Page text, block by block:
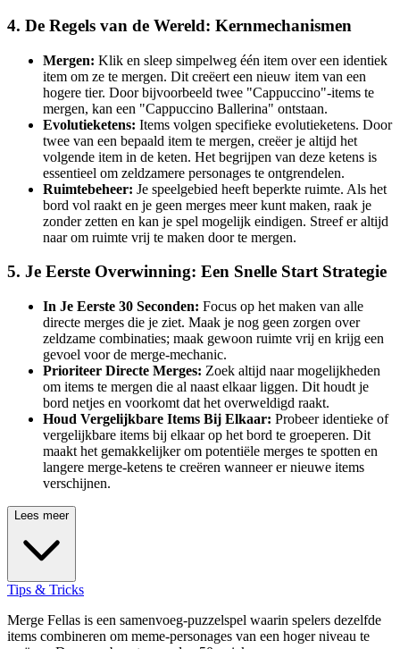
4. De Regels van de Wereld: Kernmechanismen
Mergen: Klik en sleep simpelweg één item over een identiek
item om ze te mergen. Dit creëert een nieuw item van een
hogere tier. Door bijvoorbeeld twee "Cappuccino"-items te
mergen, kan een "Cappuccino Ballerina" ontstaan.
Evolutieketens: Items volgen specifieke evolutieketens. Door
twee van een bepaald item te mergen, creëer je altijd het
volgende item in de keten. Het begrijpen van deze ketens is
essentieel om zeldzamere personages te ontgrendelen.
Ruimtebeheer: Je speelgebied heeft beperkte ruimte. Als het
bord vol raakt en je geen merges meer kunt maken, raak je
zonder zetten en kan je spel mogelijk eindigen. Streef er altijd
naar om ruimte vrij te maken door te mergen.
5. Je Eerste Overwinning: Een Snelle Start Strategie
In Je Eerste 30 Seconden: Focus op het maken van alle
directe merges die je ziet. Maak je nog geen zorgen over
zeldzame combinaties; maak gewoon ruimte vrij en krijg een
gevoel voor de merge-mechanic.
Prioriteer Directe Merges: Zoek altijd naar mogelijkheden
om items te mergen die al naast elkaar liggen. Dit houdt je
bord netjes en voorkomt dat het overweldigd raakt.
Houd Vergelijkbare Items Bij Elkaar: Probeer identieke of
vergelijkbare items bij elkaar op het bord te groeperen. Dit
maakt het gemakkelijker om potentiële merges te spotten en
langere merge-ketens te creëren wanneer er nieuwe items
verschijnen.
Lees meer
Tips & Tricks
Merge Fellas is een samenvoeg-puzzelspel waarin spelers dezelfde
items combineren om meme-personages van een hoger niveau te